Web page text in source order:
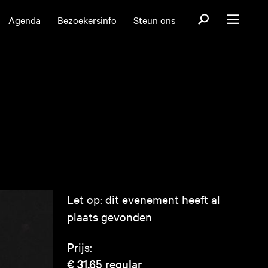
Agenda Bezoekersinfo Steun ons OpenOpen menu
Let op: dit evenement heeft al
plaats gevonden
Prijs:
€ 31,65 regular